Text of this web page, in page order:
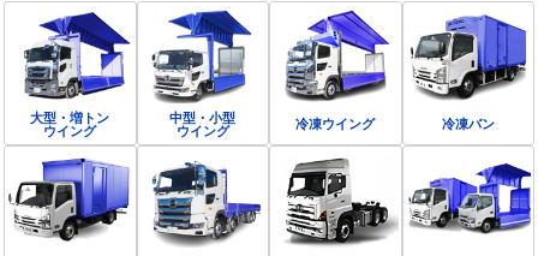
大型・増トン
ウイング
中型・小型
ウイング
冷凍ウイング 冷凍バン